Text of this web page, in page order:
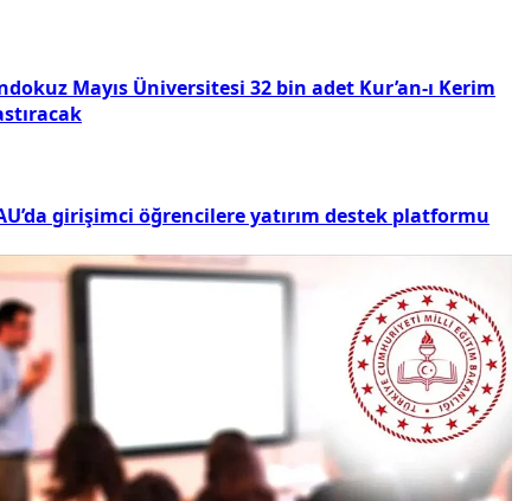
Mayıs Üniversitesi 32 bin adet Kur’an-ı Kerim
girişimci öğrencilere yatırım destek platformu